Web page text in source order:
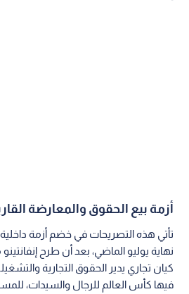
أزمة بيع الحقوق والمعارضة
تأتي هذه التصريحات في خضم أزمة
نهاية يوليو الماضي، بعد أن طرح
كيان تجاري يدير الحقوق التجارية
فيها كأس العالم للرجال والسيدات،